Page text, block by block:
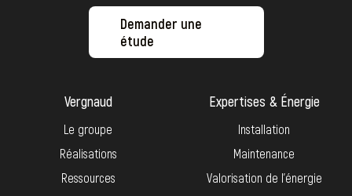
Demander une
étude
Vergnaud
Le groupe
Réalisations
Ressources
Expertises & Énergie
Installation
Maintenance
Valorisation de l’énergie